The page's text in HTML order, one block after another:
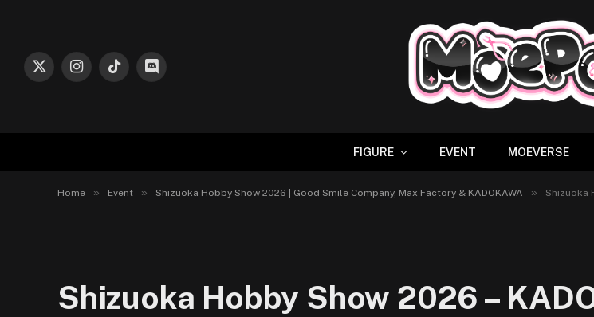
X
InstagramTikTokDiscord
FIGURE EVENT MOEVERSE
Home » Event » Shizuoka Hobby Show 2026 | Good Smile Company, Max Factory & KADOKAWA » Shizuoka
Shizuoka Hobby Show 2026 –